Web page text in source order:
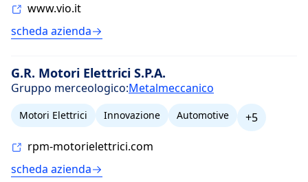
www.vio.it
scheda azienda
G.R. Motori Elettrici S.P.A.
Gruppo merceologico:Metalmeccanico
Motori Elettrici Innovazione Automotive
+5
rpm-motorielettrici.com
scheda azienda